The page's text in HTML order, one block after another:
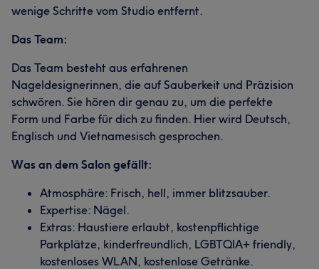
wenige Schritte vom Studio entfernt.
Das Team:
Das Team besteht aus erfahrenen
Nageldesignerinnen, die auf Sauberkeit und Präzision
schwören. Sie hören dir genau zu, um die perfekte
Form und Farbe für dich zu finden. Hier wird Deutsch,
Englisch und Vietnamesisch gesprochen.
Was an dem Salon gefällt:
Atmosphäre: Frisch, hell, immer blitzsauber.
Expertise: Nägel.
Extras: Haustiere erlaubt, kostenpflichtige
Parkplätze, kinderfreundlich, LGBTQIA+ friendly,
kostenloses WLAN, kostenlose Getränke.